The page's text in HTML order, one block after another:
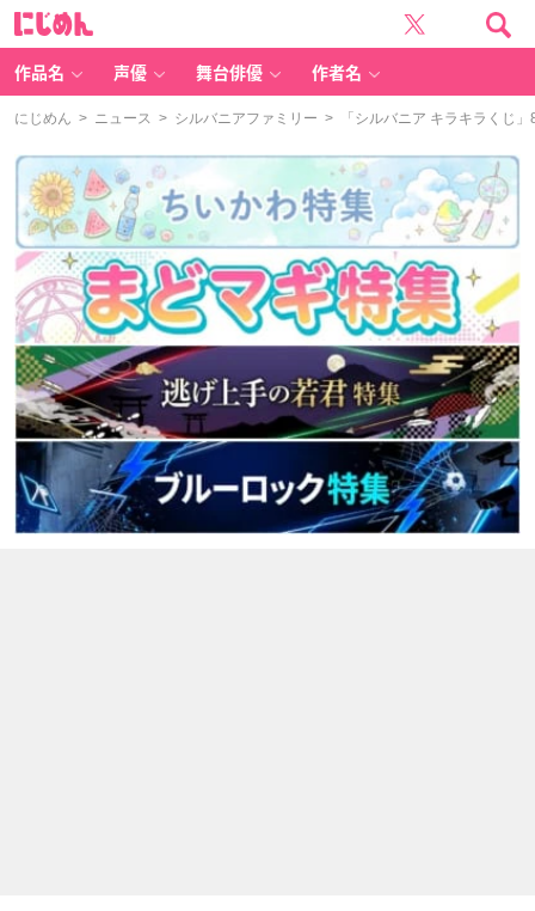
作品名 声優 舞台俳優 作者名
にじめん > ニュース > シルバニアファミリー > 「シルバニア キラキラくじ